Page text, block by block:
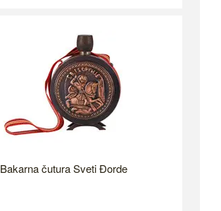
Bakarna čutura Sveti Đorde